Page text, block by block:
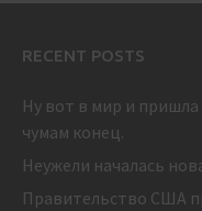
RECENT POSTS
Ну вот в мир и
чумам конец.
Неужели началась
Правительство США